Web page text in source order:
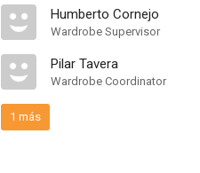
Humberto Cornejo
Wardrobe Supervisor
Pilar Tavera
Wardrobe Coordinator
1 más